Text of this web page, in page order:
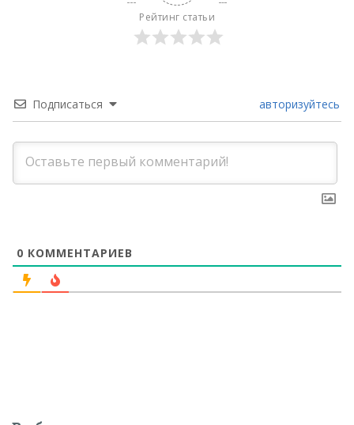
Рейтинг статьи
Подписаться авторизуйтесь
0 КОММЕНТАРИЕВ